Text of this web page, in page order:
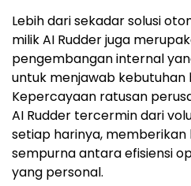
Lebih dari sekadar solusi
milik AI Rudder juga
pengembangan internal
untuk menjawab kebutuhan
Kepercayaan ratusan
AI Rudder tercermin dari
setiap harinya, memberikan
sempurna antara efisiensi
yang personal.